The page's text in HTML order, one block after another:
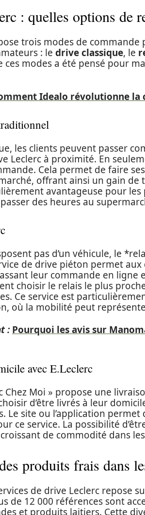
: quelles options de
trois modes de
: le drive classique, le
ces modes a été pensé pour
Idealo révolutionne la
les clients peuvent passer
Leclerc à proximité. En
Cela permet de faire
offrant ainsi un gain de
avantageuse pour les
des heures au
pas d’un véhicule, le
de drive piéton permet
leur commande en
choisir le relais le plus
Ce service est
où la mobilité peut
: Pourquoi les avis sur
avec E.Leclerc
Chez Moi » propose une
d’être livrés à leur
Le site ou l’application
ce service. La possibilité
de commodité dans
produits frais dans
de drive Leclerc repose
de 12 000 références sont
et produits laitiers. Cette